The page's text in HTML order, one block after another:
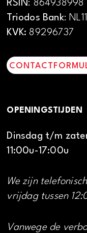
RSIN: 864938998
Triodos Bank:
KVK: 89296737
OPENINGSTIJDEN
Dinsdag t/m
11:00u-17:00u
We zijn
vrijdag tussen
Vanwege de